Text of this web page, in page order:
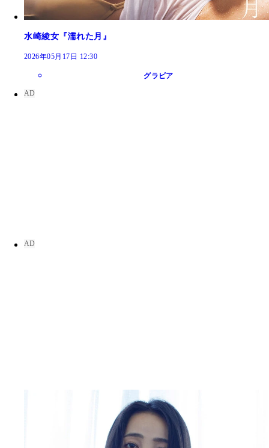
水崎綾女『濡れた月』
2026年05月17日 12:30
グラビア